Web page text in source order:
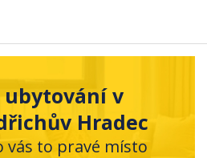
v
Hradec
vás to pravé místo